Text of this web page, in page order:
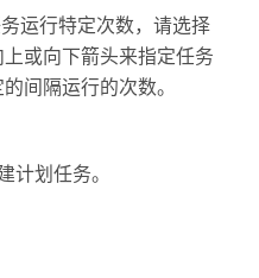
运行特定次数，请选择
或向下箭头来指定任务
间隔运行的次数。
计划任务。